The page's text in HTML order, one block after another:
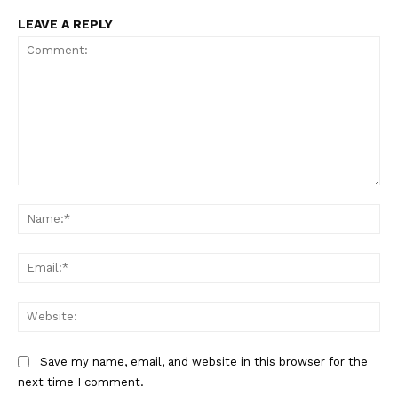
LEAVE A REPLY
Save my name, email, and website in this browser for the
next time I comment.